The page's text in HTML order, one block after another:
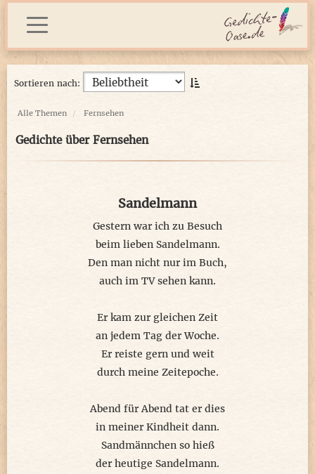
Sortieren nach:
Alle Themen Fernsehen
Gedichte über Fernsehen
Sandelmann
Gestern war ich zu Besuch
beim lieben Sandelmann.
Den man nicht nur im Buch,
auch im TV sehen kann.
Er kam zur gleichen Zeit
an jedem Tag der Woche.
Er reiste gern und weit
durch meine Zeitepoche.
Abend für Abend tat er dies
in meiner Kindheit dann.
Sandmännchen so hieß
der heutige Sandelmann.